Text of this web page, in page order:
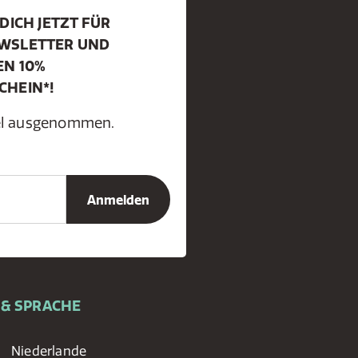
JETZT FÜR
UND
10%
ausgenommen.
SPRACHE
Niederlande